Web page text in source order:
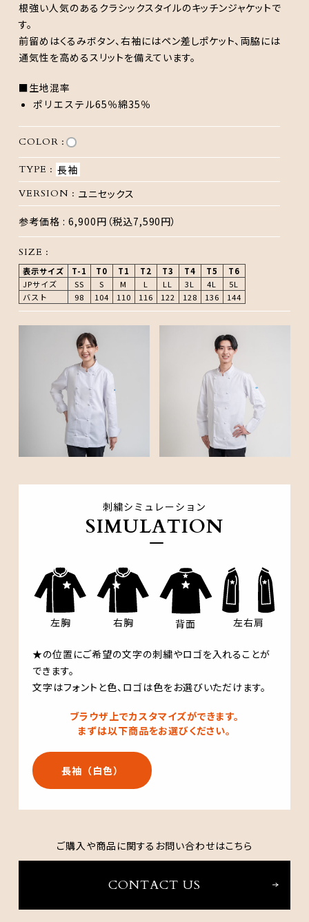
根強い人気のあるクラシックスタイルのキッチンジャケットで
す。
前留めはくるみボタン、右袖にはペン差しポケット、両脇には
通気性を高めるスリットを備えています。
■生地混率
ポリエステル65％綿35％
COLOR :
TYPE : 長袖
VERSION : ユニセックス
参考価格 : 6,900円（税込7,590円）
SIZE :
表示サイズ T-1 T0 T1 T2 T3 T4 T5
T6
JPサイズ
SS S M L LL 3L 4L
5L
バスト
98 104 110 116 122 128 136 144
刺繍シミュレーション
SIMULATION
左胸 右胸 背面 左右肩
★の位置にご希望の文字の刺繍やロゴを入れることが
できます。
文字はフォントと色、ロゴは色をお選びいただけます。
ブラウザ上でカスタマイズができます。
まずは以下商品をお選びください。
長袖（白色）
ご購入や商品に関するお問い合わせはこちら
CONTACT US